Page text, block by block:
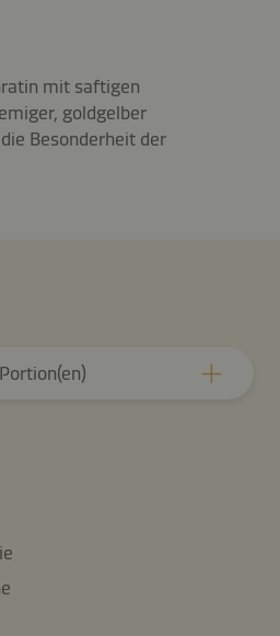
mit saftigen
goldgelber
Besonderheit der
Portion(en)